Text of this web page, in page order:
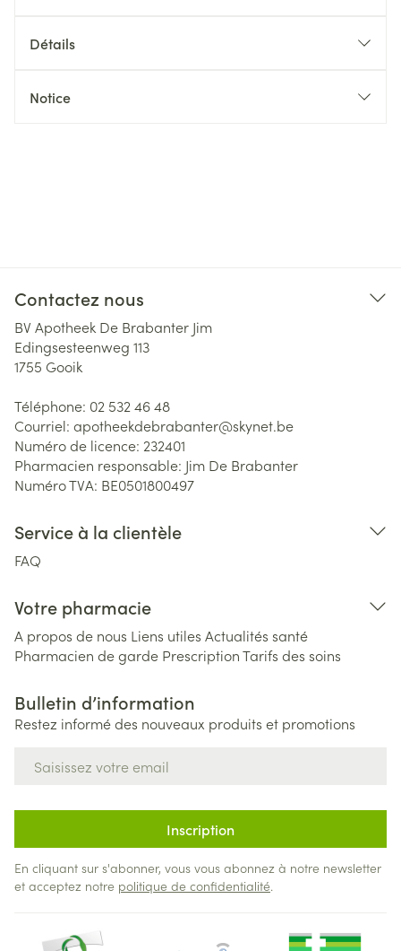
Détails
Notice
Contactez nous
BV Apotheek De Brabanter Jim
Edingsesteenweg 113
1755 Gooik
Téléphone: 02 532 46 48
Courriel: apotheekdebrabanter@skynet.be
Numéro de licence: 232401
Pharmacien responsable: Jim De Brabanter
Numéro TVA: BE0501800497
Service à la clientèle
FAQ
Votre pharmacie
A propos de nous Liens utiles Actualités santé
Pharmacien de garde PrescriptionTarifs des soins
Bulletin d’information
Restez informé des nouveaux produits et promotions
Inscription
En cliquant sur s'abonner, vous vous abonnez à notre newsletter
et acceptez notre politique de confidentialité.